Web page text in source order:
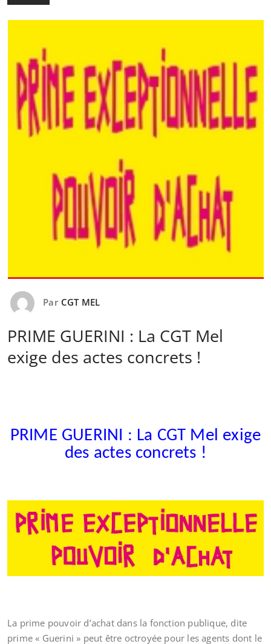
Par CGT MEL
PRIME GUERINI : La CGT Mel
exige des actes concrets !
PRIME GUERINI : La CGT Mel exige
des actes concrets !
La prime pouvoir d’achat dans la fonction publique, dite
prime « Guerini » peut être octroyée pour les agents dont le